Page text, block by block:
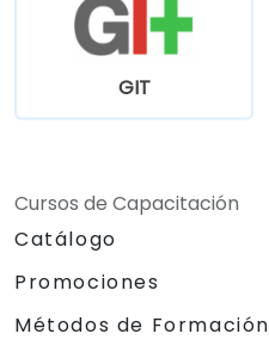
GIT
Cursos de Capacitación
Catálogo
Promociones
Métodos de Formación